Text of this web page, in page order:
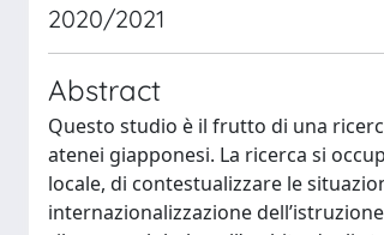
2020/2021
Abstract
Questo studio è il frutto di una
atenei giapponesi. La ricerca si
locale, di contestualizzare le
internazionalizzazione